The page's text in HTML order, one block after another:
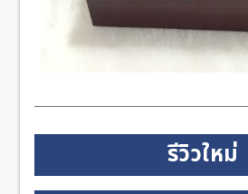
รีวิวใหม่